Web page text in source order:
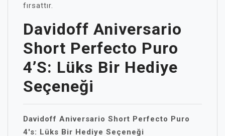
fırsattır.
Davidoff Aniversario
Short Perfecto Puro
4’s: Lüks Bir Hediye
Seçeneği
Davidoff Aniversario Short Perfecto Puro
4's: Lüks Bir Hediye Seçeneği